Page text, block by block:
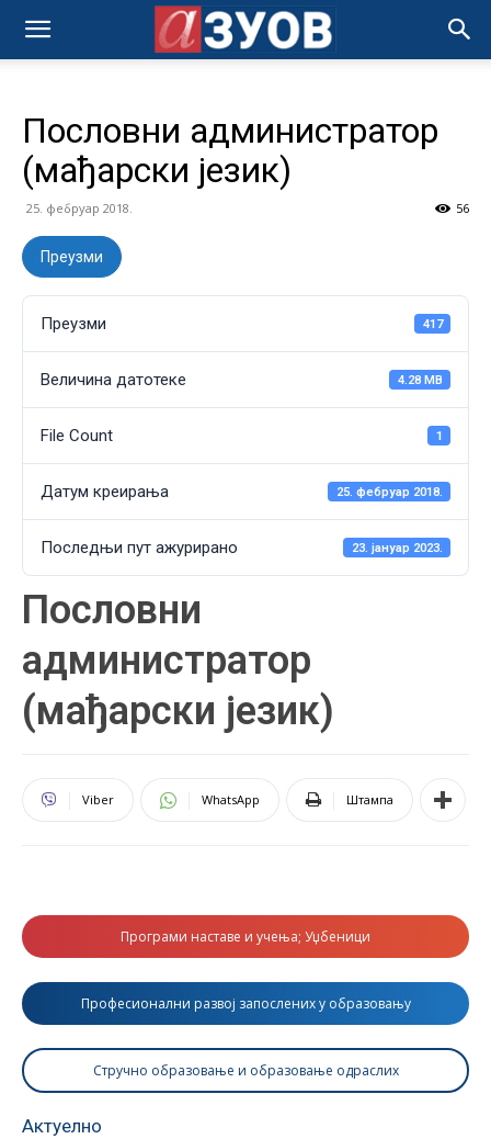
Пословни администратор
(мађарски језик)
25. фебруар 2018. 56
Преузми
Преузми 417
Величина датотеке 4.28 MB
File Count 1
Датум креирања 25. фебруар 2018.
Последњи пут ажурирано 23. јануар 2023.
Пословни
администратор
(мађарски језик)
Viber WhatsApp Штампа
Програми наставе и учења; Уџбеници
Професионални развој запослених у образовању
Стручно образовање и образовање одраслих
Актуелно